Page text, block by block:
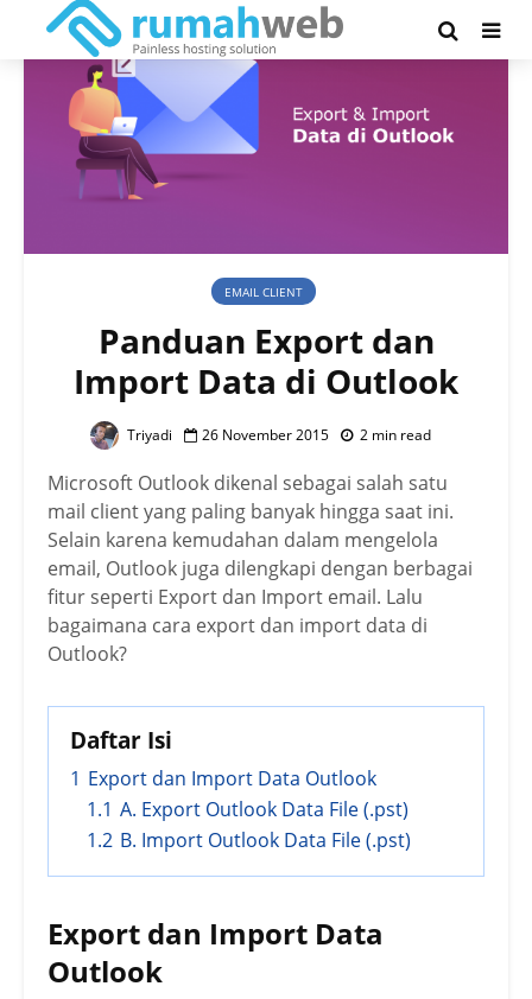
EMAIL CLIENT
Panduan Export dan
Import Data di Outlook
Triyadi 26 November 2015 2 min read
Microsoft Outlook dikenal sebagai salah satu
mail client yang paling banyak hingga saat ini.
Selain karena kemudahan dalam mengelola
email, Outlook juga dilengkapi dengan berbagai
fitur seperti Export dan Import email. Lalu
bagaimana cara export dan import data di
Outlook?
Daftar Isi
1 Export dan Import Data Outlook
1.1 A. Export Outlook Data File (.pst)
1.2 B. Import Outlook Data File (.pst)
Export dan Import Data
Outlook